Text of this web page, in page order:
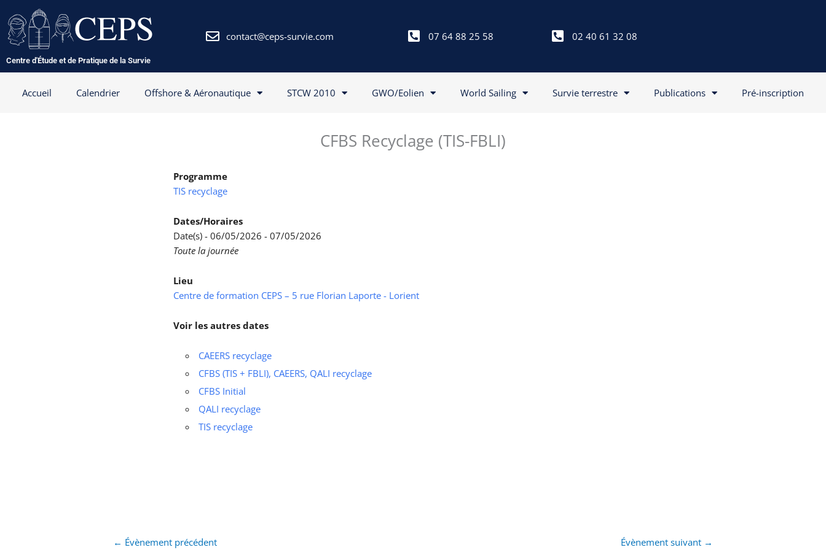
au
contenu
Centre d'Étude et de Pratique de la Survie
contact@ceps-survie.com 07 64 88 25 58 02 40 61 32 08
Accueil Calendrier Offshore & Aéronautique STCW 2010 GWO/Eolien World Sailing Survie terrestre Publications Pré-inscription
CFBS Recyclage (TIS-FBLI)
Programme
TIS recyclage
Dates/Horaires
Date(s) - 06/05/2026 - 07/05/2026
Toute la journée
Lieu
Centre de formation CEPS – 5 rue Florian Laporte - Lorient
Voir les autres dates
CAEERS recyclage
CFBS (TIS + FBLI), CAEERS, QALI recyclage
CFBS Initial
QALI recyclage
TIS recyclage
← Évènement précédent Évènement suivant →